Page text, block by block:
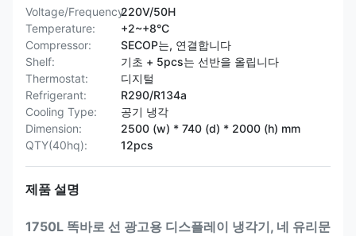
Voltage/Frequency:220V/50H
Temperature:
+2~+8°C
Compressor:
SECOP는, 연결합니다
Shelf:
기초 + 5pcs는 선반을 올립니다
Thermostat:
디지털
Refrigerant:
R290/R134a
Cooling Type:
공기 냉각
Dimension:
2500 (w) * 740 (d) * 2000 (h) mm
QTY(40hq):
12pcs
제품 설명
1750L 똑바로 선 광고용 디스플레이 냉각기, 네 유리문